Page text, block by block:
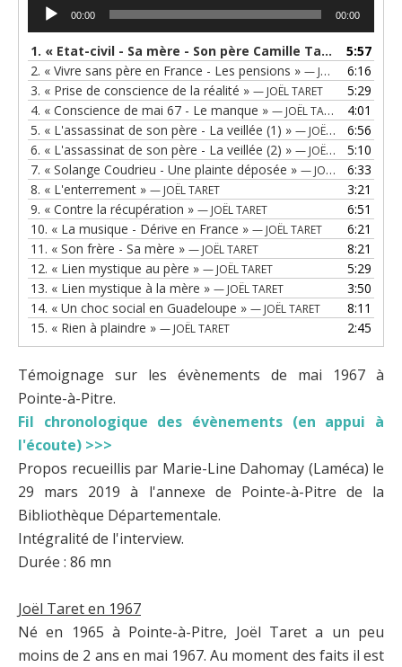
Lecteur
audio
00:00 00:00
1. « Etat-civil - Sa mère - Son père Camille Taret » — JOËL
5:57
2. « Vivre sans père en France - Les pensions » — JOËL TARET
6:16
3. « Prise de conscience de la réalité » — JOËL TARET
5:29
4. « Conscience de mai 67 - Le manque » — JOËL TARET
4:01
5. « L'assassinat de son père - La veillée (1) » — JOËL TARET
6:56
6. « L'assassinat de son père - La veillée (2) » — JOËL TARET
5:10
7. « Solange Coudrieu - Une plainte déposée » — JOËL TARET
6:33
8. « L'enterrement » — JOËL TARET
3:21
9. « Contre la récupération » — JOËL TARET
6:51
10. « La musique - Dérive en France » — JOËL TARET
6:21
11. « Son frère - Sa mère » — JOËL TARET
8:21
12. « Lien mystique au père » — JOËL TARET
5:29
13. « Lien mystique à la mère » — JOËL TARET
3:50
14. « Un choc social en Guadeloupe » — JOËL TARET
8:11
15. « Rien à plaindre » — JOËL TARET 2:45
Témoignage sur les évènements de mai 1967 à
Pointe-à-Pitre.
Fil chronologique des évènements (en appui à
l'écoute) >>>
Propos recueillis par Marie-Line Dahomay (Laméca) le
29 mars 2019 à l'annexe de Pointe-à-Pitre de la
Bibliothèque Départementale.
Intégralité de l'interview.
Durée : 86 mn
Joël Taret en 1967
Né en 1965 à Pointe-à-Pitre, Joël Taret a un peu
moins de 2 ans en mai 1967. Au moment des faits il est